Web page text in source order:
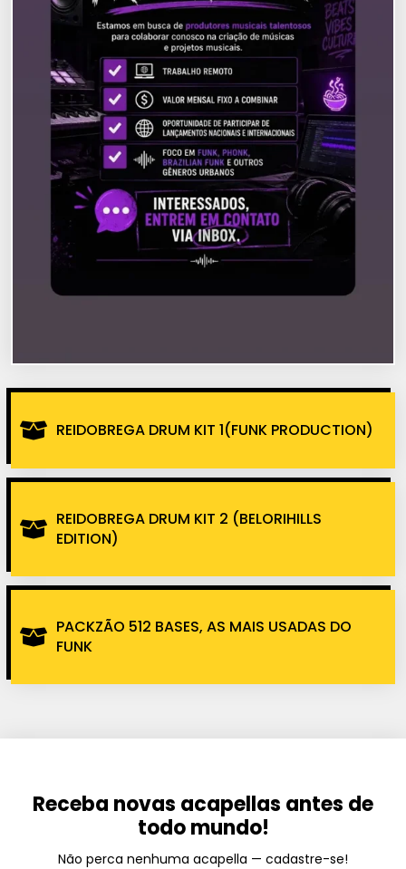
REIDOBREGA DRUM KIT 1(FUNK PRODUCTION)
REIDOBREGA DRUM KIT 2 (BELORIHILLS
EDITION)
PACKZÃO 512 BASES, AS MAIS USADAS DO
FUNK
Receba novas acapellas antes de
todo mundo!
Não perca nenhuma acapella — cadastre-se!